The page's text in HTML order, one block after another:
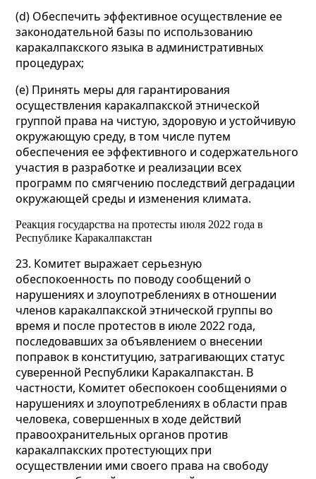
(d) Обеспечить эффективное осуществление ее
законодательной базы по использованию
каракалпакского языка в административных
процедурах;
(e) Принять меры для гарантирования
осуществления каракалпакской этнической
группой права на чистую, здоровую и устойчивую
окружающую среду, в том числе путем
обеспечения ее эффективного и содержательного
участия в разработке и реализации всех
программ по смягчению последствий деградации
окружающей среды и изменения климата.
Реакция государства на протесты июля 2022 года в
Республике Каракалпакстан
23. Комитет выражает серьезную
обеспокоенность по поводу сообщений о
нарушениях и злоупотреблениях в отношении
членов каракалпакской этнической группы во
время и после протестов в июле 2022 года,
последовавших за объявлением о внесении
поправок в конституцию, затрагивающих статус
суверенной Республики Каракалпакстан. В
частности, Комитет обеспокоен сообщениями о
нарушениях и злоупотреблениях в области прав
человека, совершенных в ходе действий
правоохранительных органов против
каракалпакских протестующих при
осуществлении ими своего права на свободу